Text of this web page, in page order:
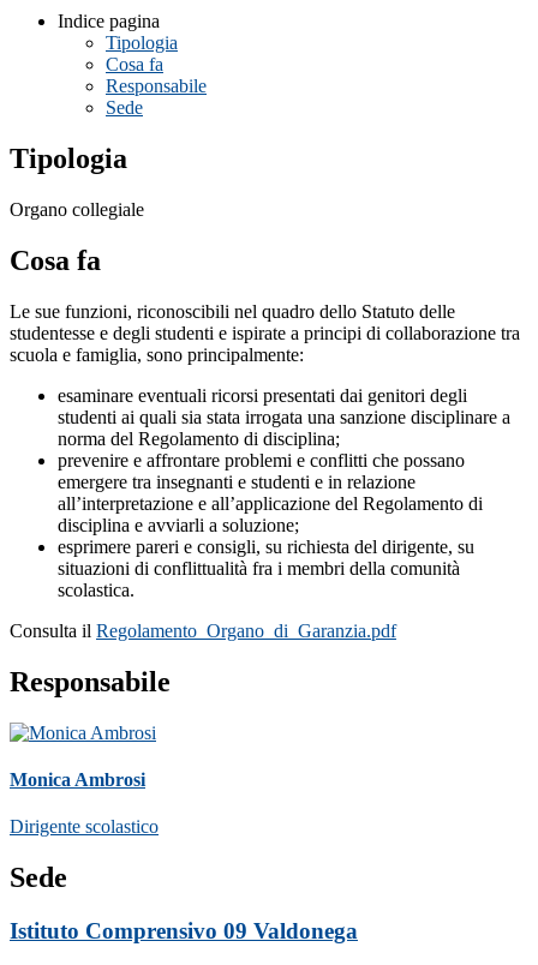
Indice pagina
Tipologia
Cosa fa
Responsabile
Sede
Tipologia
Organo collegiale
Cosa fa
Le sue funzioni, riconoscibili nel quadro dello Statuto delle
studentesse e degli studenti e ispirate a principi di collaborazione tra
scuola e famiglia, sono principalmente:
esaminare eventuali ricorsi presentati dai genitori degli
studenti ai quali sia stata irrogata una sanzione disciplinare a
norma del Regolamento di disciplina;
prevenire e affrontare problemi e conflitti che possano
emergere tra insegnanti e studenti e in relazione
all’interpretazione e all’applicazione del Regolamento di
disciplina e avviarli a soluzione;
esprimere pareri e consigli, su richiesta del dirigente, su
situazioni di conflittualità fra i membri della comunità
scolastica.
Consulta il Regolamento_Organo_di_Garanzia.pdf
Responsabile
Monica Ambrosi
Dirigente scolastico
Sede
Istituto Comprensivo 09 Valdonega